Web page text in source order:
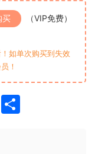
买
（VIP免费）
如单次购买到失效
！
F